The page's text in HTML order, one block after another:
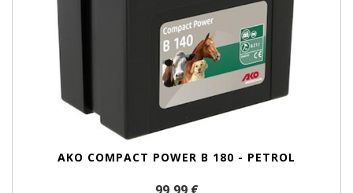
AKO COMPACT POWER B 180 - PETROL